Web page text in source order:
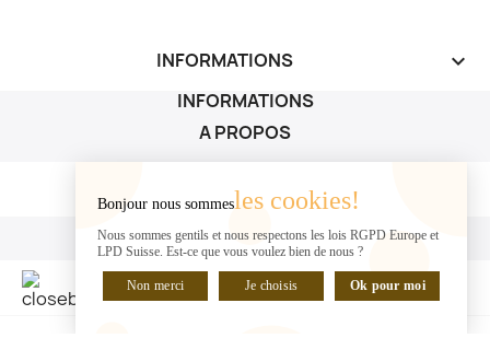
INFORMATIONS keyboard_arrow_down
INFORMATIONS
A PROPOS
A PROPOS
VOTRE COMPTE
VOTRE COMPTE
Bonjour nous sommesles cookies!
Nous sommes gentils et nous respectons les lois RGPD Europe et
LPD Suisse. Est-ce que vous voulez bien de nous ?
Non merci Je choisis Ok pour moi
DISCUTER EN LIGNE